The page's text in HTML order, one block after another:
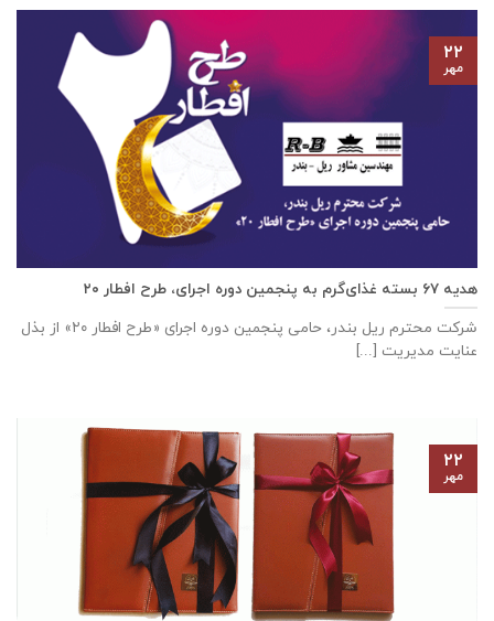
هدیه ۶۷ بسته غذای‌گرم به پنجمین دوره اجرای، طرح افطار ۲۰
شرکت محترم ریل بندر، حامی پنجمین دوره اجرای «طرح افطار ۲۰» از بذل
عنایت مدیریت [...]
۲۲
مهر
۲۲
مهر